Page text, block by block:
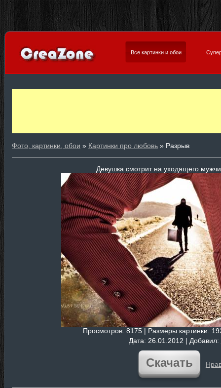
Все картинки и обои
Фото, картинки, обои » Картинки про любовь » Разрыв
Девушка смотрит на уходящего
Просмотров: 8175 | Размеры картинки:
Дата: 26.01.2012 | Добавил:
Скачать